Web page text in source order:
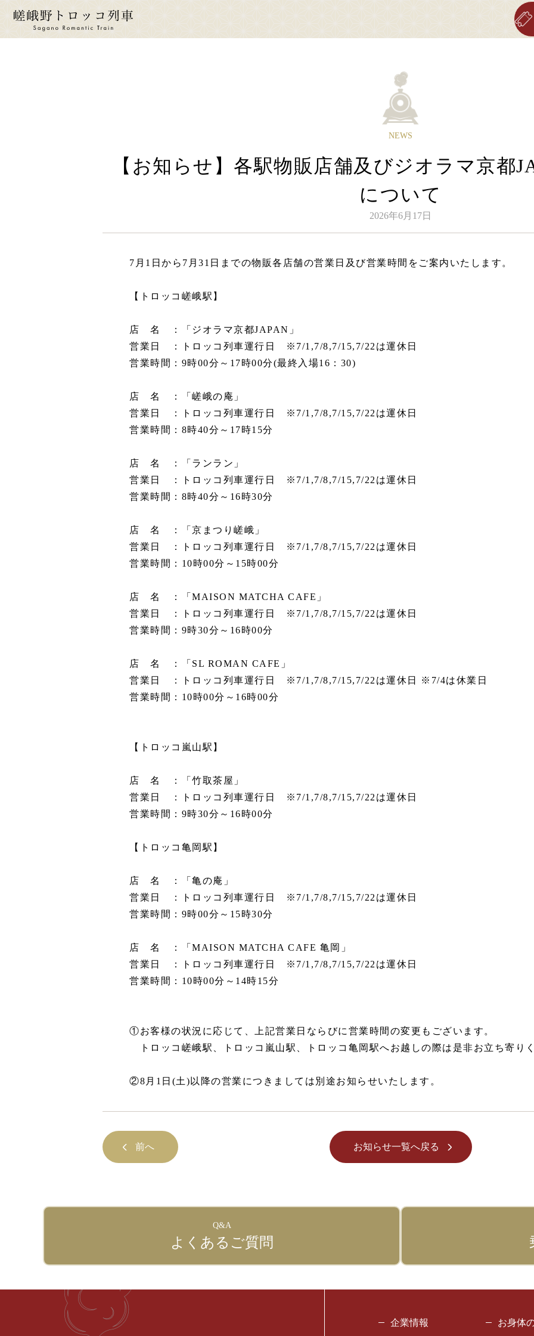
時刻表のご案内
お身体の不自由なお客さまへ
about Sagano Romantic Train
嵯峨野トロッコについて
嵯峨野トロッコ列車とは
季節ごとの楽しみ方
お知らせ
NEWS
【お知らせ】各駅物販店舗及びジオラマ京都
について
2026年6月17日
7月1日から7月31日までの物販各店舗の営業日及び営業時間をご案内いたします。
【トロッコ嵯峨駅】
店 名 ：「ジオラマ京都JAPAN」
営業日 ：トロッコ列車運行日 ※7/1,7/8,7/15,7/22は運休日
営業時間：9時00分～17時00分(最終入場16：30)
店 名 ：「嵯峨の庵」
営業日 ：トロッコ列車運行日 ※7/1,7/8,7/15,7/22は運休日
営業時間：8時40分～17時15分
店 名 ：「ランラン」
営業日 ：トロッコ列車運行日 ※7/1,7/8,7/15,7/22は運休日
営業時間：8時40分～16時30分
店 名 ：「京まつり嵯峨」
営業日 ：トロッコ列車運行日 ※7/1,7/8,7/15,7/22は運休日
営業時間：10時00分～15時00分
店 名 ：「MAISON MATCHA CAFE」
営業日 ：トロッコ列車運行日 ※7/1,7/8,7/15,7/22は運休日
営業時間：9時30分～16時00分
店 名 ：「SL ROMAN CAFE」
営業日 ：トロッコ列車運行日 ※7/1,7/8,7/15,7/22は運休日 ※7/4は休業日
営業時間：10時00分～16時00分
【トロッコ嵐山駅】
店 名 ：「竹取茶屋」
営業日 ：トロッコ列車運行日 ※7/1,7/8,7/15,7/22は運休日
営業時間：9時30分～16時00分
【トロッコ亀岡駅】
店 名 ：「亀の庵」
営業日 ：トロッコ列車運行日 ※7/1,7/8,7/15,7/22は運休日
営業時間：9時00分～15時30分
店 名 ：「MAISON MATCHA CAFE 亀岡」
営業日 ：トロッコ列車運行日 ※7/1,7/8,7/15,7/22は運休日
営業時間：10時00分～14時15分
①お客様の状況に応じて、上記営業日ならびに営業時間の変更もございます。
トロッコ嵯峨駅、トロッコ嵐山駅、トロッコ亀岡駅へお越しの際は是非お立ち寄りく
②8月1日(土)以降の営業につきましては別途お知らせいたします。
前へ お知らせ一覧へ戻る
Q&A
よくあるご質問
企業情報 お身体